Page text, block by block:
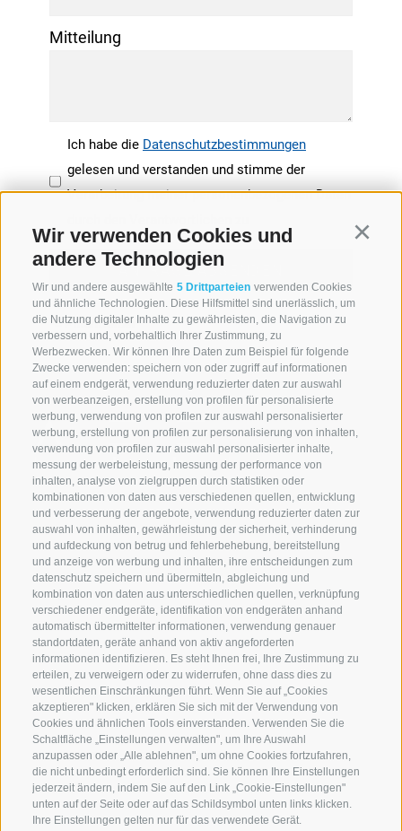
Wir verwenden Cookies und
andere Technologien
Wir und andere ausgewählte 5 Drittparteien verwenden Cookies
und ähnliche Technologien. Diese Hilfsmittel sind unerlässlich, um
die Nutzung digitaler Inhalte zu gewährleisten, die Navigation zu
verbessern und, vorbehaltlich Ihrer Zustimmung, zu
Werbezwecken. Wir können Ihre Daten zum Beispiel für folgende
Zwecke verwenden: speichern von oder zugriff auf informationen
auf einem endgerät, verwendung reduzierter daten zur auswahl
von werbeanzeigen, erstellung von profilen für personalisierte
werbung, verwendung von profilen zur auswahl personalisierter
werbung, erstellung von profilen zur personalisierung von inhalten,
verwendung von profilen zur auswahl personalisierter inhalte,
messung der werbeleistung, messung der performance von
inhalten, analyse von zielgruppen durch statistiken oder
kombinationen von daten aus verschiedenen quellen, entwicklung
und verbesserung der angebote, verwendung reduzierter daten zur
auswahl von inhalten, gewährleistung der sicherheit, verhinderung
und aufdeckung von betrug und fehlerbehebung, bereitstellung
und anzeige von werbung und inhalten, ihre entscheidungen zum
datenschutz speichern und übermitteln, abgleichung und
kombination von daten aus unterschiedlichen quellen, verknüpfung
verschiedener endgeräte, identifikation von endgeräten anhand
automatisch übermittelter informationen, verwendung genauer
standortdaten, geräte anhand von aktiv angeforderten
informationen identifizieren. Es steht Ihnen frei, Ihre Zustimmung zu
erteilen, zu verweigern oder zu widerrufen, ohne dass dies zu
wesentlichen Einschränkungen führt. Wenn Sie auf „Cookies
akzeptieren" klicken, erklären Sie sich mit der Verwendung von
Cookies und ähnlichen Tools einverstanden. Verwenden Sie die
Schaltfläche „Einstellungen verwalten", um Ihre Auswahl
anzupassen oder „Alle ablehnen", um ohne Cookies fortzufahren,
die nicht unbedingt erforderlich sind. Sie können Ihre Einstellungen
jederzeit ändern, indem Sie auf den Link „Cookie-Einstellungen"
unten auf der Seite oder auf das Schildsymbol unten links klicken.
Ihre Einstellungen gelten nur für das verwendete Gerät.
Mitteilung
Ich habe die Datenschutzbestimmungen
gelesen und verstanden und stimme der
Verarbeitung meiner personenbezogenen Daten
*= Pflichtfelder
A. WEGER
Universitäts-Buchhandlung Brixen
Weißenturmgasse 5
I-39042 Brixen (BZ)
UID
Tel.:+39 0472 836164
info@weger.bz.it
Druckerei A. Weger
Tel.:+39 0472 837 920
druckerei@weger.bz.it
Impressum
Cookie-Richtlinie
Privacy